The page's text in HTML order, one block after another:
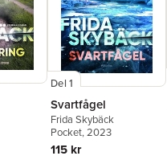
Del 1
Svartfågel
Frida Skybäck
Pocket, 2023
115 kr